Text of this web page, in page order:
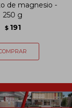
de magnesio -
250 g
$ 191